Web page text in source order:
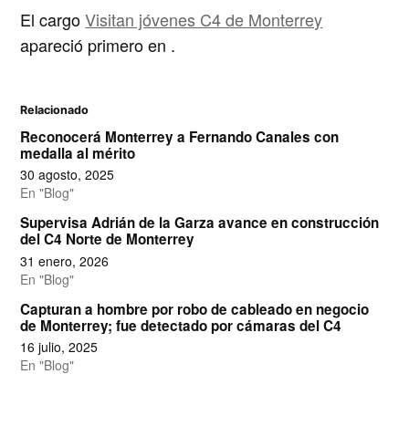
El cargoVisitan jóvenes C4 de Monterrey
apareció primero en .
Relacionado
Reconocerá Monterrey a Fernando Canales con
medalla al mérito
30 agosto, 2025
En "Blog"
Supervisa Adrián de la Garza avance en construcción
del C4 Norte de Monterrey
31 enero, 2026
En "Blog"
Capturan a hombre por robo de cableado en negocio
de Monterrey; fue detectado por cámaras del C4
16 julio, 2025
En "Blog"